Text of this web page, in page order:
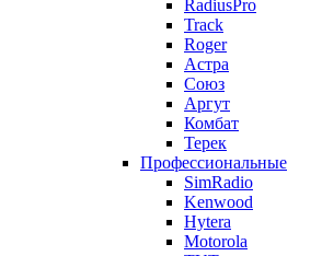
RadiusPro
Track
Roger
Астра
Союз
Аргут
Комбат
Терек
Профессиональные
SimRadio
Kenwood
Hytera
Motorola